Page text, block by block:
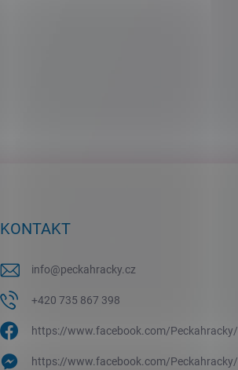
KONTAKT
info@peckahracky.cz
+420 735 867 398
https://www.facebook.com/Peckahracky/
https://www.facebook.com/Peckahracky/